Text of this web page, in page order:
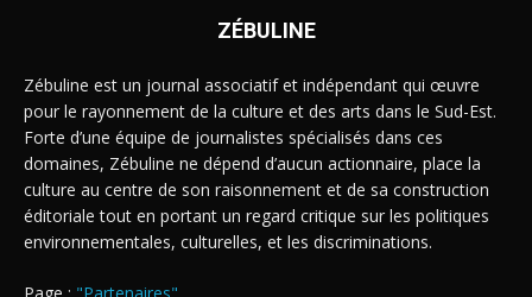
ZÉBULINE
Zébuline est un journal associatif et indépendant qui œuvre
pour le rayonnement de la culture et des arts dans le Sud-Est.
Forte d’une équipe de journalistes spécialisés dans ces
domaines, Zébuline ne dépend d’aucun actionnaire, place la
culture au centre de son raisonnement et de sa construction
éditoriale tout en portant un regard critique sur les politiques
environnementales, culturelles, et les discriminations.